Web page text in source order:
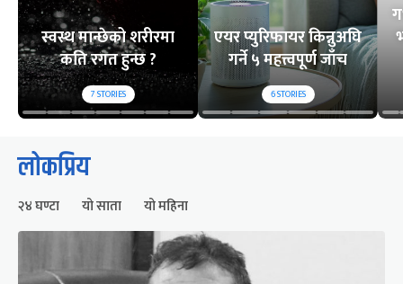
स्वस्थ मान्छेको शरीरमा
कति रगत हुन्छ ?
7STORIES
एयर प्युरिफायर किन्नुअघि
गर्ने ५ महत्त्वपूर्ण जाँच
6STORIES
लोकप्रिय
२४ घण्टा यो साता यो महिना